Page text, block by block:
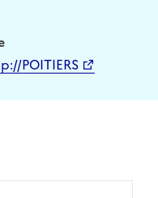
POITIERS